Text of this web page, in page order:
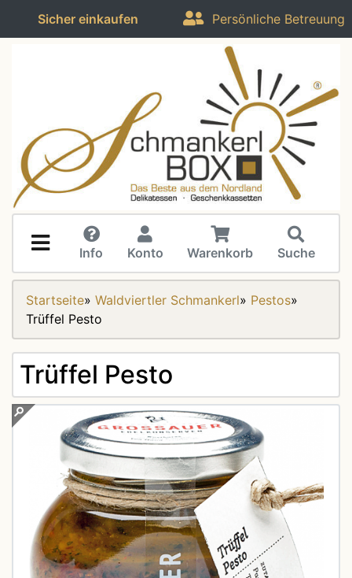
Sicher einkaufen Persönliche Betreuung
Info Konto Warenkorb Suche
Startseite» Waldviertler Schmankerl» Pestos»
Trüffel Pesto
Trüffel Pesto